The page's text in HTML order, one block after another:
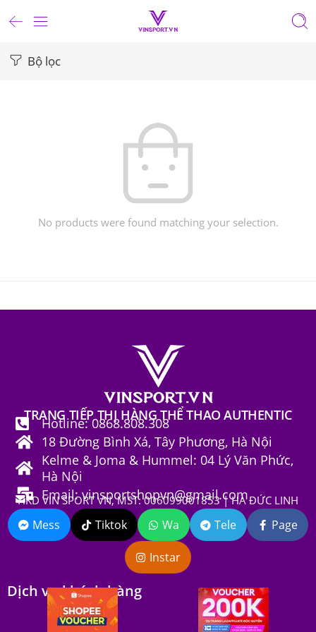
Bộ lọc
No products were found matching your selection.
TRANG TIẾP THỊ HÀNG THỂ THAO AUTHENTIC
Hotline: 0868.808.308
18 Đường Bình Xá, Tây Phương, Hà Nội
Kelme & Joma & Hummel: 04 Lý Văn Phức,
Hà Nội
Email: vinsportshopvn@gmail.com
HKD VIN SPORT VN, MST: 006099001853 | HÀ ĐỨC LINH
Mess Tiktok Wa Tele Page
Instar
Dịch vụ khách hàng